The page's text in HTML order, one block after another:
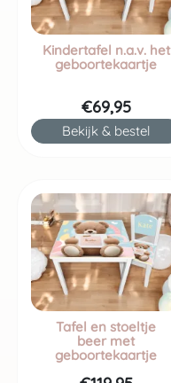
Kindertafel n.a.v. het
geboortekaartje
€69,95
Bekijk & bestel
Tafel en stoeltje
beer met
geboortekaartje